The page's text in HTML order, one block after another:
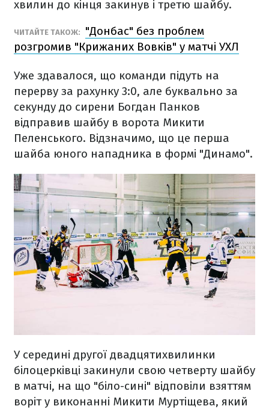
хвилин до кінця закинув і третю шайбу.
ЧИТАЙТЕ ТАКОЖ:
"Донбас" без проблем
розгромив "Крижаних Вовків" у матчі УХЛ
Уже здавалося, що команди підуть на
перерву за рахунку 3:0, але буквально за
секунду до сирени Богдан Панков
відправив шайбу в ворота Микити
Пеленського. Відзначимо, що це перша
шайба юного нападника в формі "Динамо".
У середині другої двадцятихвилинки
білоцерківці закинули свою четверту шайбу
в матчі, на що "біло-сині" відповіли взяттям
воріт у виконанні Микити Муртіщева, який